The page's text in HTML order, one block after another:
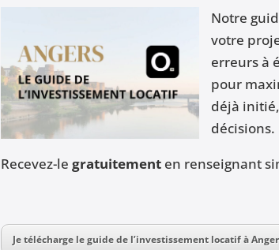
Notre
votre
erreurs à
pour
déjà
décisions.
Recevez-le gratuitementen renseignant
Je télécharge le guide de l’investissement locatif à